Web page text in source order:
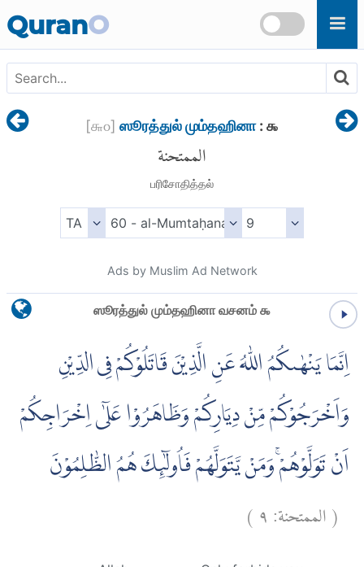
QuranO
[௬௦] ஸூரத்துல் மும்தஹினா: ௯
الممتحنة
பரிசோதித்தல்
Ads by Muslim Ad Network
ஸூரத்துல் மும்தஹினா வசனம் ௯
اِنَّمَا يَنْهٰىكُمُ اللّٰهُ عَنِ الَّذِيْنَ قَاتَلُوْكُمْ فِى الدِّيْنِ
وَاَخْرَجُوْكُمْ مِّنْ دِيَارِكُمْ وَظَاهَرُوْا عَلٰٓى اِخْرَاجِكُمْ
اَنْ تَوَلَّوْهُمْۚ وَمَنْ يَّتَوَلَّهُمْ فَاُولٰۤىِٕكَ هُمُ الظّٰلِمُوْنَ
(الممتحنة:٩)